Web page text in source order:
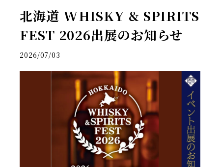
北海道 WHISKY & SPIRITS
FEST 2026出展のお知らせ
2026/07/03